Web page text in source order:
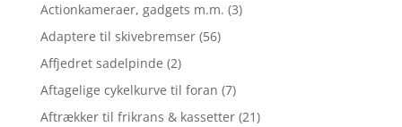
Actionkameraer, gadgets m.m. (3)
Adaptere til skivebremser (56)
Affjedret sadelpinde (2)
Aftagelige cykelkurve til foran (7)
Aftrækker til frikrans & kassetter (21)